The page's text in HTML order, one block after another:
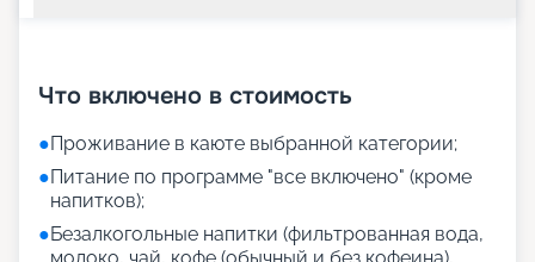
Что включено в стоимость
●Проживание в каюте выбранной категории;
●Питание по программе "все включено" (кроме
напитков);
●Безалкогольные напитки (фильтрованная вода,